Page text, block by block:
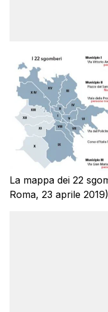
La mappa dei 22
Roma, 23 aprile 2019)